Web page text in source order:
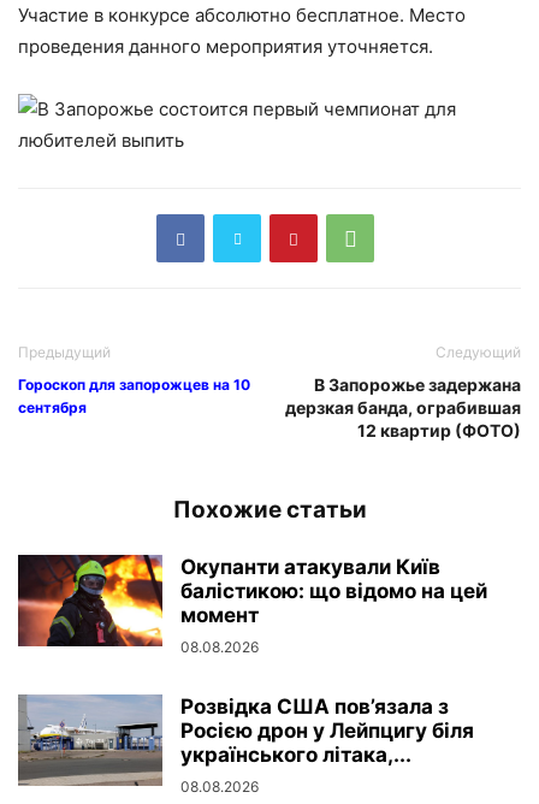
Участие в конкурсе абсолютно бесплатное. Место
проведения данного мероприятия уточняется.
Предыдущий
Гороскоп для запорожцев на 10
сентября
Следующий
В Запорожье задержана
дерзкая банда, ограбившая
12 квартир (ФОТО)
Похожие статьи
Окупанти атакували Київ
балістикою: що відомо на цей
момент
08.08.2026
Розвідка США пов’язала з
Росією дрон у Лейпцигу біля
українського літака,...
08.08.2026